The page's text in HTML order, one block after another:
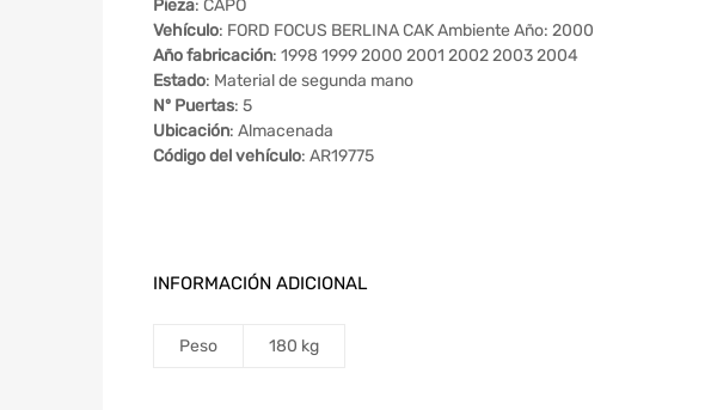
Pieza: CAPO
Vehículo: FORD FOCUS BERLINA CAK Ambiente Año: 2000
Año fabricación: 1998 1999 2000 2001 2002 2003 2004
Estado: Material de segunda mano
Nº Puertas: 5
Ubicación: Almacenada
Código del vehículo: AR19775
INFORMACIÓN ADICIONAL
Peso 180 kg